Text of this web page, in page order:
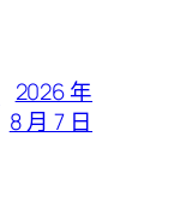
2026 年
8 月 7 日